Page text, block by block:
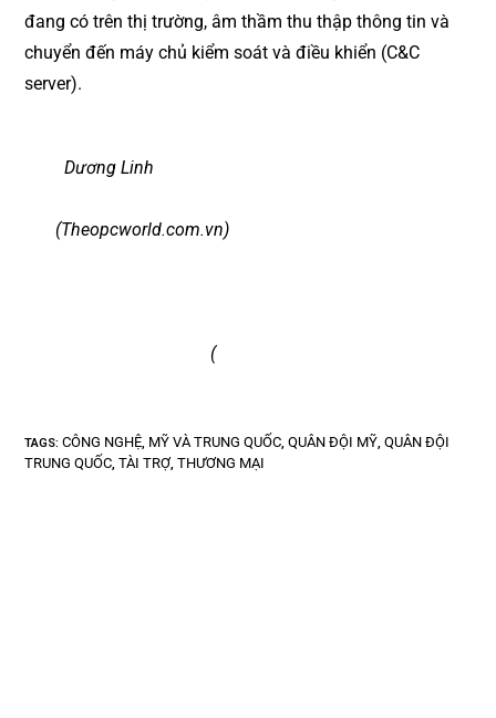
đang có trên thị trường, âm thầm thu thập thông tin và
chuyển đến máy chủ kiểm soát và điều khiển (C&C
server).
Dương Linh
(Theopcworld.com.vn)
(
TAGS:CÔNG NGHỆ, MỸ VÀ TRUNG QUỐC, QUÂN ĐỘI MỸ, QUÂN ĐỘI
TRUNG QUỐC, TÀI TRỢ, THƯƠNG MẠI